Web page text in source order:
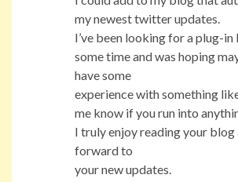
my newest twitter updates.
I’ve been looking for a plug-
some time and was hoping
have some
experience with something
me know if you run into
I truly enjoy reading your blog
forward to
your new updates.